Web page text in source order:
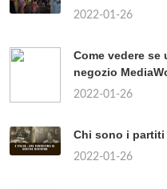
2022-01-26
Come vedere
negozio
2022-01-26
Chi sono i
2022-01-26